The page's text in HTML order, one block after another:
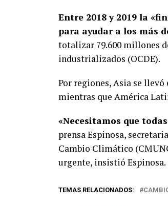
Entre 2018 y 2019 la
para ayudar a los más
totalizar 79.600 millones
industrializados (OCDE).
Por regiones, Asia se
mientras que América
«Necesitamos que
prensa Espinosa,
Cambio Climático
urgente, insistió Espinosa.
TEMAS RELACIONADOS: